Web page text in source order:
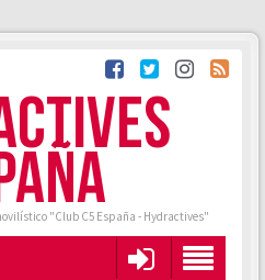
"Club C5 España - Hydractives"